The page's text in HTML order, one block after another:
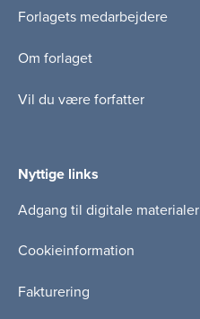
Forlagets medarbejdere
Om forlaget
Vil du være forfatter
Nyttige links
Adgang til digitale materialer
Cookieinformation
Fakturering